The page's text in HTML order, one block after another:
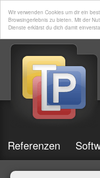
Wir verwenden Cookies um dir ein
Browsingerlebnis zu bieten. Mit der
Dienste erklärst du dich damit
Referenzen